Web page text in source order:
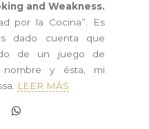
and Weakness.
por la Cocina”. Es
dado cuenta que
de un juego de
nombre y ésta, mi
LEER MÁS